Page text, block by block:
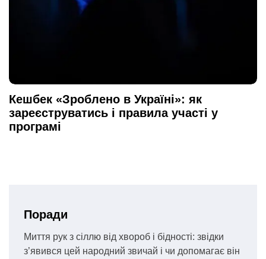
Кешбек «Зроблено в Україні»: як
зареєструватись і правила участі у
програмі
Поради
Миття рук з сіллю від хвороб і бідності: звідки
з’явився цей народний звичай і чи допомагає він